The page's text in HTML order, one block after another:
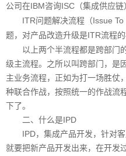
公司在IBM咨询ISC（集成供应链
ITR问题解决流程（Issue
题，对产品改造升级是ITR流程的
以上两个半流程都是跨部门
级主流程。之所以叫跨部门，是
主业务流程，正如为打一场胜仗
种联合作战，按照统一的作战流
下了。
二、什么是IPD
IPD，集成产品开发，针对
就要把新产品开发出来，在开发